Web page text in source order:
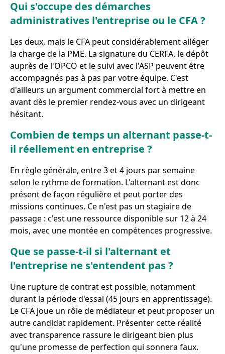
Qui s'occupe des démarches
administratives l'entreprise ou le CFA ?
Les deux, mais le CFA peut considérablement alléger
la charge de la PME. La signature du CERFA, le dépôt
auprès de l'OPCO et le suivi avec l'ASP peuvent être
accompagnés pas à pas par votre équipe. C'est
d'ailleurs un argument commercial fort à mettre en
avant dès le premier rendez-vous avec un dirigeant
hésitant.
Combien de temps un alternant passe-t-
il réellement en entreprise ?
En règle générale, entre 3 et 4 jours par semaine
selon le rythme de formation. L'alternant est donc
présent de façon régulière et peut porter des
missions continues. Ce n'est pas un stagiaire de
passage : c'est une ressource disponible sur 12 à 24
mois, avec une montée en compétences progressive.
Que se passe-t-il si l'alternant et
l'entreprise ne s'entendent pas ?
Une rupture de contrat est possible, notamment
durant la période d'essai (45 jours en apprentissage).
Le CFA joue un rôle de médiateur et peut proposer un
autre candidat rapidement. Présenter cette réalité
avec transparence rassure le dirigeant bien plus
qu'une promesse de perfection qui sonnera faux.